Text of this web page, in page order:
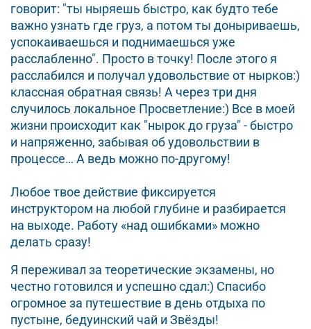
говорит: "ты ныряешь быстро, как будто тебе
важно узнать где груз, а потом ты доныриваешь,
успокаиваешься и поднимаешься уже
расслабленно". Просто в точку! После этого я
расслабился и получал удовольствие от нырков:)
классная обратная связь! А через три дня
случилось локальное Просветление:) Все в моей
жизни происходит как "нырок до груза" - быстро
и напряженно, забывая об удовольствии в
процессе… А ведь можно по-другому!
Любое твое действие фиксируется
инструктором на любой глубине и разбирается
на выходе. Работу «над ошибками» можно
делать сразу!
Я переживал за теоретические экзамены, но
честно готовился и успешно сдал:) Спасибо
огромное за путешествие в день отдыха по
пустыне, бедуинский чай и Звёзды!